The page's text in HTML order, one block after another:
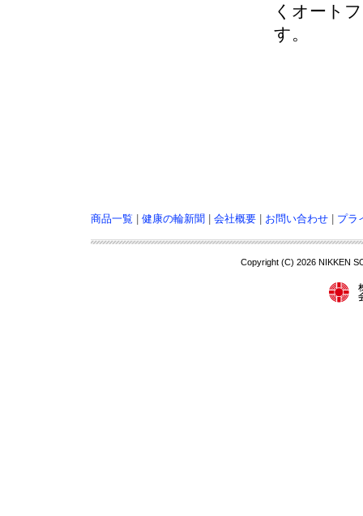
くオート
す。
商品一覧 健康の輪新聞 会社概要 お問い合わせ プラ
Copyright (C) 2026 NIKKEN